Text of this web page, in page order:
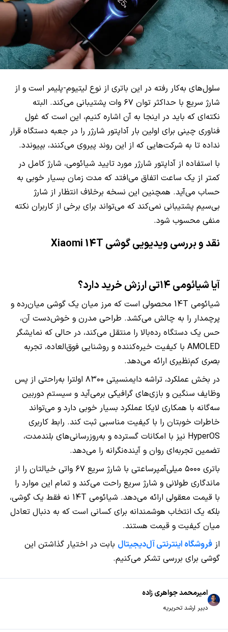
سلول‌های به‌کار رفته در این باتری از نوع لیتیوم‌-پلیمر است و از
شارژ سریع با حداکثر توان ۶۷ وات پشتیبانی می‌کند. البته
نکته‌ای که باید در اینجا به آن اشاره کنیم، این است که غول
فناوری چینی برای اولین بار آداپتور شارژر را در جعبه دستگاه قرار
نداده تا به شرکت‌هایی که از این روند پیروی می‌کنند، بپیوندد.
با استفاده از آداپتور شارژر مورد تایید شیائومی، شارژ کامل در
کمتر از یک ساعت اتفاق می‌افتد که مدت زمان بسیار خوبی به
حساب می‌آید. همچنین این نسخه برخلاف انتظار از شارژ
بی‌سیم پشتیبانی نمی‌کند که می‌تواند برای برخی از کاربران نکته
منفی محسوب شود.
نقد و بررسی ویدیویی گوشی Xiaomi 14T
آیا شیائومی ۱۴تی ارزش خرید دارد؟
شیائومی 14T محصولی است که مرز میان یک گوشی میان‌رده و
پرچمدار را به چالش می‌کشد. طراحی مدرن و خوش‌دست آن،
حس یک دستگاه رده‌بالا را منتقل می‌کند، در حالی که نمایشگر
AMOLED با کیفیت خیره‌کننده و روشنایی فوق‌العاده، تجربه
بصری کم‌نظیری ارائه می‌دهد.
در بخش عملکرد، تراشه دایمنسیتی ۸۳۰۰ اولترا به‌راحتی از پس
وظایف سنگین و بازی‌های گرافیکی برمی‌آید و سیستم دوربین
سه‌گانه با همکاری لایکا عملکرد بسیار خوبی دارد و می‌تواند
خاطرات خوبتان را با کیفیت مناسبی ثبت کند. رابط کاربری
HyperOS نیز با امکانات گسترده و به‌روزرسانی‌های بلندمدت،
تضمین تجربه‌ای روان و آینده‌نگرانه را می‌دهد.
باتری ۵۰۰۰ میلی‌آمپرساعتی با شارژ سریع ۶۷ واتی خیالتان را از
ماندگاری طولانی و شارژ سریع راحت می‌کند و تمام این موارد را
با قیمت معقولی ارائه می‌دهد. شیائومی 14T نه فقط یک گوشی،
بلکه یک انتخاب هوشمندانه برای کسانی است که به دنبال تعادل
میان کیفیت و قیمت هستند.
از فروشگاه اینترنتی آل‌دیجیتال بابت در اختیار گذاشتن این
گوشی برای بررسی تشکر می‌کنیم.
امیرمحمد جواهری زاده
دبیر ارشد تحریریه